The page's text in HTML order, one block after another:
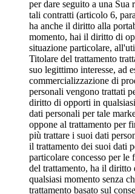
per dare seguito a una
tali contratti (articolo 6,
ha anche il diritto alla
momento, hai il diritto di
situazione particolare,
Titolare del trattamento
suo legittimo interesse, ad
commercializzazione di
personali vengono trattati
diritto di opporti in
dati personali per tale
oppone al trattamento per
più trattare i suoi dati
il trattamento dei suoi dati
particolare concesso per
del trattamento, ha il diritto
qualsiasi momento senza
trattamento basato sul